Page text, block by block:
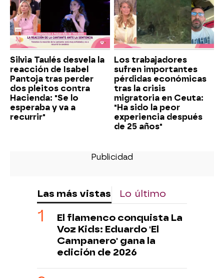
Silvia Taulés desvela la
reacción de Isabel
Pantoja tras perder
dos pleitos contra
Hacienda: "Se lo
esperaba y va a
recurrir"
Los trabajadores
sufren importantes
pérdidas económicas
tras la crisis
migratoria en Ceuta:
"Ha sido la peor
experiencia después
de 25 años"
Las más vistas Lo último
El flamenco conquista La
Voz Kids: Eduardo 'El
Campanero' gana la
edición de 2026